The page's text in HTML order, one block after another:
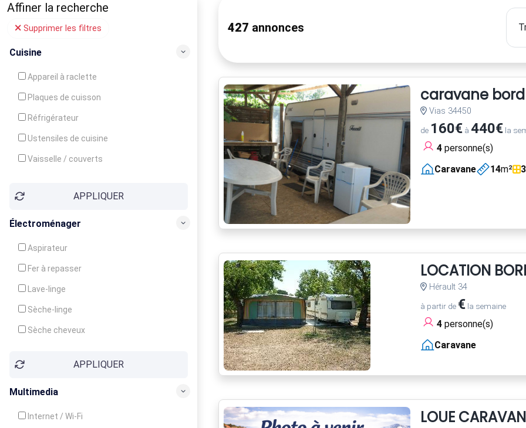
Affiner la recherche
Supprimer les filtres
Cuisine
Appareil à raclette
Plaques de cuisson
Réfrigérateur
Ustensiles de cuisine
Vaisselle / couverts
Congélateur
APPLIQUER
Électroménager
Aspirateur
Fer à repasser
Lave-linge
Sèche-linge
Sèche cheveux
APPLIQUER
Multimedia
Internet / Wi-Fi
427 annonces
caravane
Vias 34450
de 160€à 440€la
4personne(s)
Caravane
14m² 3
LOCATION
Hérault 34
à partir de €la semaine
4personne(s)
Caravane
LOUE